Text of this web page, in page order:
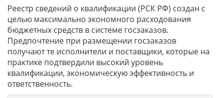
Реестр сведений о квалификации (РСК РФ) создан с
целью максимально экономного расходования
бюджетных средств в системе госзаказов.
Предпочтение при размещении госзаказов
получают те исполнители и поставщики, которые на
практике подтвердили высокий уровень
квалификации, экономическую эффективность и
ответственность.